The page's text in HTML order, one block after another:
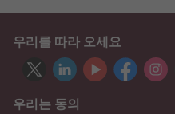
우리를 따라 오세요
우리는 동의